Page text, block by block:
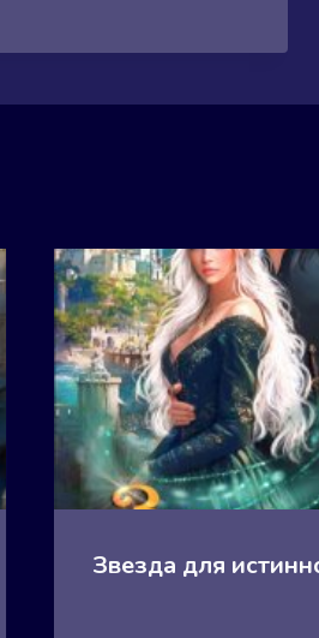
Звезда для